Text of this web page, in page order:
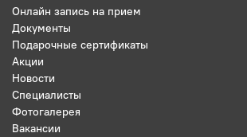
Онлайн запись на прием
Документы
Подарочные сертификаты
Акции
Новости
Специалисты
Фотогалерея
Вакансии